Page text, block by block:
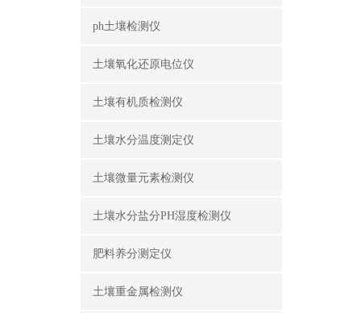
ph土壤检测仪
土壤氧化还原电位仪
土壤有机质检测仪
土壤水分温度测定仪
土壤微量元素检测仪
土壤水分盐分PH湿度检测仪
肥料养分测定仪
土壤重金属检测仪